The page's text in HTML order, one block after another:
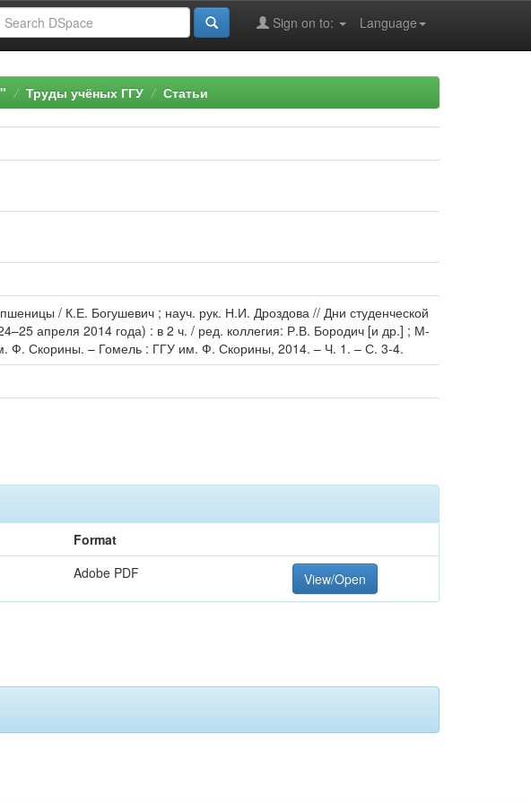
Language
Sign on to:
Труды учёных ГГУ Статьи
/ К.Е. Богушевич ; науч. рук. Н.И. Дроздова // Дни студенческой
апреля 2014 года) : в 2 ч. / ред. коллегия: Р.В. Бородич [и др.] ; М-
Ф. Скорины. – Гомель : ГГУ им. Ф. Скорины, 2014. – Ч. 1. – С. 3-4.
Format
Adobe PDF View/Open